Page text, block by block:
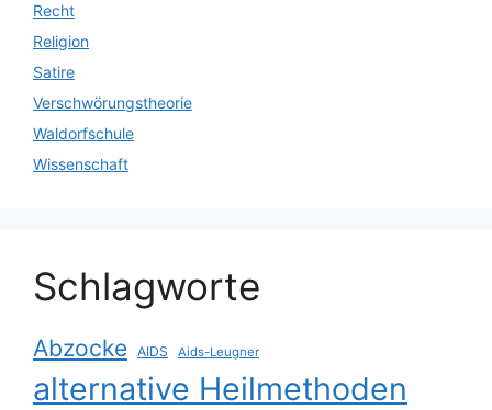
Recht
Religion
Satire
Verschwörungstheorie
Waldorfschule
Wissenschaft
Schlagworte
Abzocke AIDS Aids-Leugner
alternative Heilmethoden